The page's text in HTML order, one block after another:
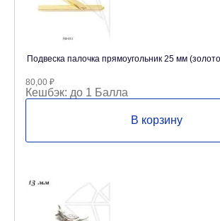
Подвеска палочка прямоугольник 25 мм
80,00 ₽
Кешбэк: до 1 Балла
В корзину